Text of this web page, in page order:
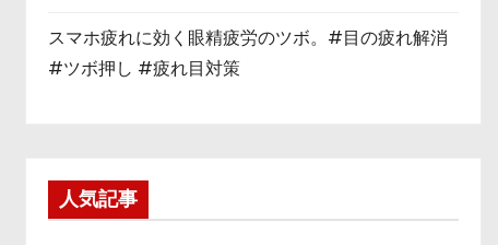
スマホ疲れに効く眼精疲労のツボ。#目の疲れ解消
#ツボ押し #疲れ目対策
人気記事